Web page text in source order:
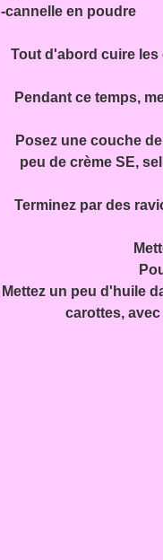
-cannelle en poudre
Tout d'abord cuire les
Pendant ce temps,
Posez une couche
peu de crème SE,
Terminez par des
Mettez un peu d'huile
carottes,